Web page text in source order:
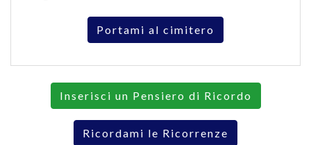
Portami al cimitero
Inserisci un Pensiero di Ricordo
Ricordami le Ricorrenze